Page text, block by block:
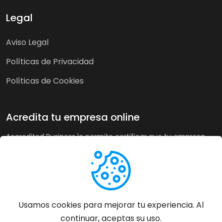
Legal
Aviso Legal
Políticas de Privacidad
Políticas de Cookies
Acredita tu empresa online
Accredited Business le permite certificar que tu empresa
calidad. A su vez, en tiendas online puede recoger la opinión
de sus clientes de forma imparcial y acreditar su buen
servicio a los clientes de forma automática incrementando
Usamos cookies para mejorar tu experiencia. Al
continuar, aceptas su uso.